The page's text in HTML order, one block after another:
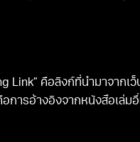
Link” คือลิงก์ที่นำมาจากเ
การอ้างอิงจากหนังสือเล่ม